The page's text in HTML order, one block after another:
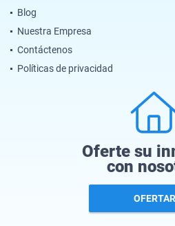
Blog
Nuestra Empresa
Contáctenos
Políticas de privacidad
Oferte su
con
OFERTAR